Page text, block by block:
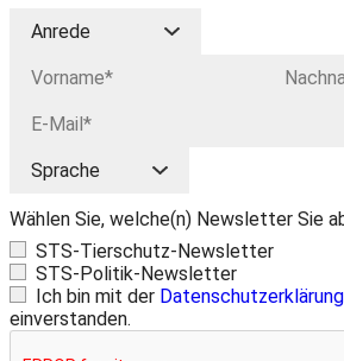
Wählen Sie, welche(n) Newsletter Sie
STS-Tierschutz-Newsletter
STS-Politik-Newsletter
Ich bin mit der Datenschutzerklärung
einverstanden.